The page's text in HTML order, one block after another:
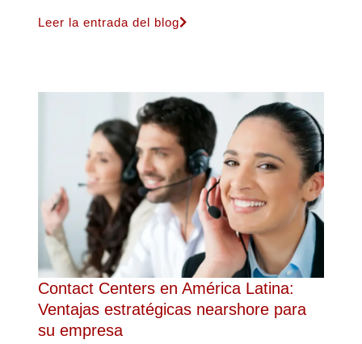
Leer la entrada del blog
Contact Centers en América Latina:
Ventajas estratégicas nearshore para
su empresa